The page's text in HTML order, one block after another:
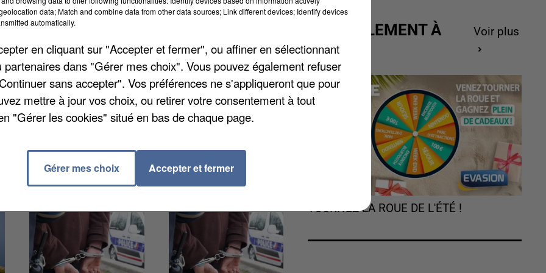
incliné pour la seconde fois consécutive. Score final
d'un vrai coup dur pour le club de la cité-royale, qui
vite se remettre la tête en place. Prochaine
ACTUELLEMENT À
GAGNER
Voir plus
TOURNEZ LA ROUE DE L'ÉTÉ !
data; Match and combine data from other data sources; Link different devices; Identify devices
automatically.
en cliquant sur "Accepter et fermer", ou affiner en sélectionnant
partenaires dans "Gérer mes choix". Vous pouvez également refuser
sans accepter". Vos préférences ne s'appliqueront que pour
mettre à jour vos choix, ou retirer votre consentement à tout
"Gérer les cookies" situé en bas de chaque page.
Gérer mes choix Accepter et fermer